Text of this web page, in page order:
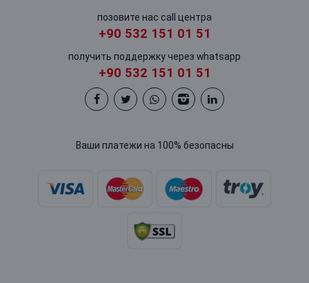
позовите нас call центра
+90 532 151 01 51
получить поддержку через whatsapp
+90 532 151 01 51
Ваши платежи на 100% безопасны